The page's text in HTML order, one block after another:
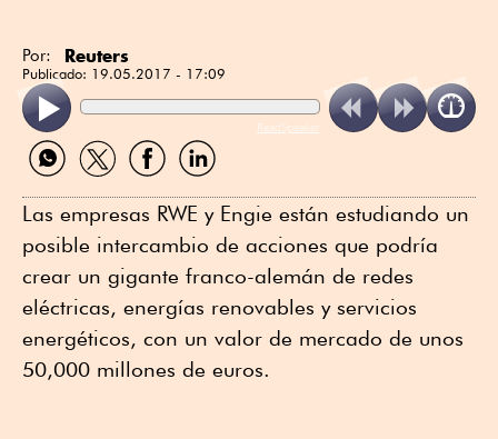
Por: Reuters
Publicado: 19.05.2017 - 17:09
ReadSpeaker
Compartir
por
Compartir
por
Compartir
por
Compartir
por
Las empresas RWE y Engie están estudiando un
posible intercambio de acciones que podría
crear un gigante franco-alemán de redes
eléctricas, energías renovables y servicios
energéticos, con un valor de mercado de unos
50,000 millones de euros.